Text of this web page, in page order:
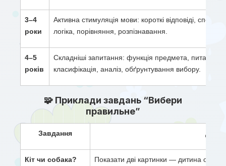
3–4
роки
Активна стимуляція мови: короткі відповіді,
логіка, порівняння, розпізнавання.
4–5
років
Складніші запитання: функція предмета, питання
класифікація, аналіз, обґрунтування вибору.
🧩 Приклади завдань “Вибери
правильне”
Завдання
Кіт чи собака?
Показати дві картинки — дитина